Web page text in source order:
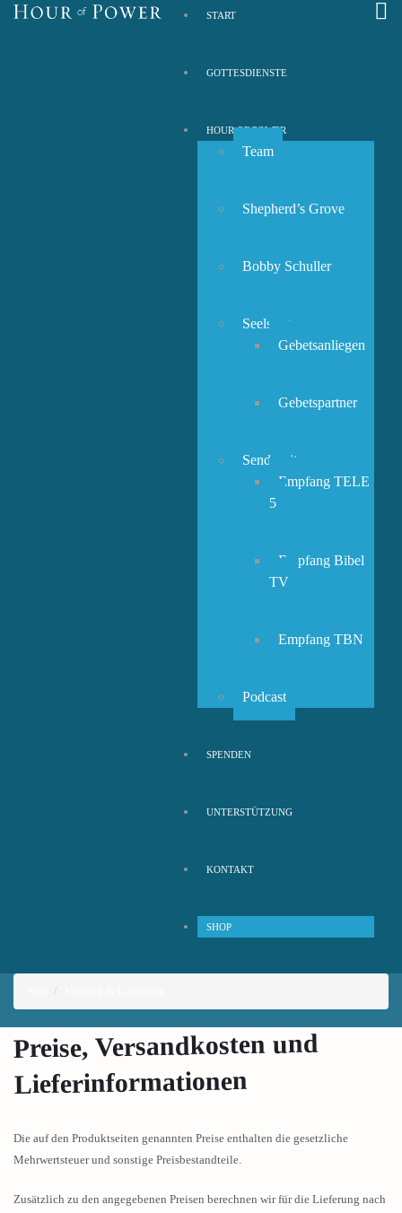
START
GOTTESDIENSTE
HOUR OF POWER
Team
Shepherd’s Grove
Bobby Schuller
Seelsorge
Gebetsanliegen
Gebetspartner
Sendezeiten
Empfang TELE
5
Empfang Bibel
TV
Empfang TBN
Podcast
SPENDEN
UNTERSTÜTZUNG
KONTAKT
SHOP
Preise, Versandkosten und
Lieferinformationen
Die auf den Produktseiten genannten Preise enthalten die gesetzliche
Mehrwertsteuer und sonstige Preisbestandteile.
Zusätzlich zu den angegebenen Preisen berechnen wir für die Lieferung nach